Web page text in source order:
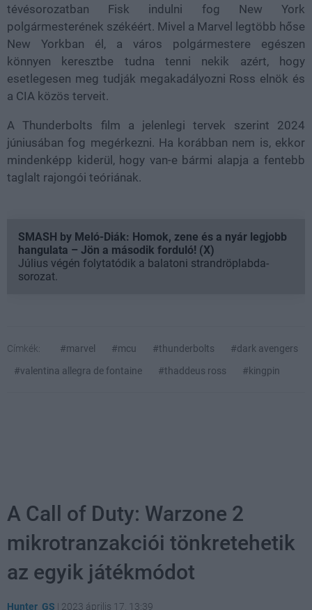
tévésorozatban Fisk indulni fog New York
polgármesterének székéért. Mivel a Marvel legtöbb hőse
New Yorkban él, a város polgármestere egészen
könnyen keresztbe tudna tenni nekik azért, hogy
esetlegesen meg tudják megakadályozni Ross elnök és
a CIA közös terveit.
A Thunderbolts film a jelenlegi tervek szerint 2024
júniusában fog megérkezni. Ha korábban nem is, ekkor
mindenképp kiderül, hogy van-e bármi alapja a fentebb
taglalt rajongói teóriának.
SMASH by Meló-Diák: Homok, zene és a nyár legjobb
hangulata – Jön a második forduló! (X)
Július végén folytatódik a balatoni strandröplabda-
sorozat.
Címkék: #marvel #mcu #thunderbolts
#dark avengers
#valentina allegra de fontaine
#thaddeus ross #kingpin
A Call of Duty: Warzone 2
mikrotranzakciói tönkretehetik
az egyik játékmódot
Hunter_GS | 2023 április 17. 13:39